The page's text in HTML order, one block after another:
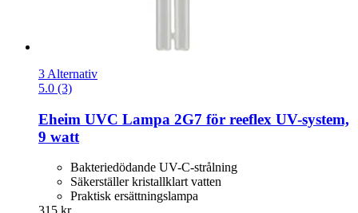
3 Alternativ
5.0 (3)
Eheim UVC Lampa 2G7 för reeflex UV-​system,
9 watt
Bakteriedödande UV-C-strålning
Säkerställer kristallklart vatten
Praktisk ersättningslampa